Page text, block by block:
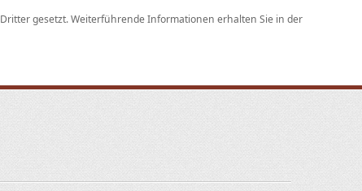
gesetzt. Weiterführende Informationen erhalten Sie in der